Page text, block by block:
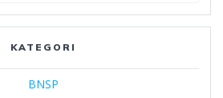
Rabel
Lindo
KATEGORI
BNSP